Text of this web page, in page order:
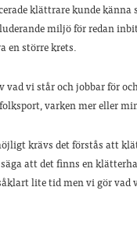
klättrare kunde känna
miljö för redan
en större krets.
vad vi står och jobbar för
varken mer eller
krävs det förstås att
att det finns en
lite tid men vi gör vad